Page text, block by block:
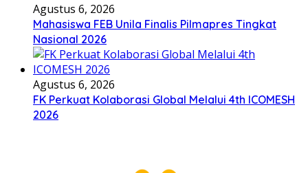
Agustus 6, 2026
Mahasiswa FEB Unila Finalis Pilmapres Tingkat
Nasional 2026
Agustus 6, 2026
FK Perkuat Kolaborasi Global Melalui 4th ICOMESH
2026